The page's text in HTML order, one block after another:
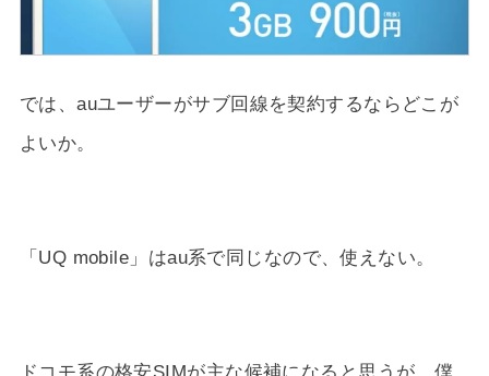
では、auユーザーがサブ回線を契約するならどこが
よいか。
「UQ mobile」はau系で同じなので、使えない。
ドコモ系の格安SIMが主な候補になると思うが、僕